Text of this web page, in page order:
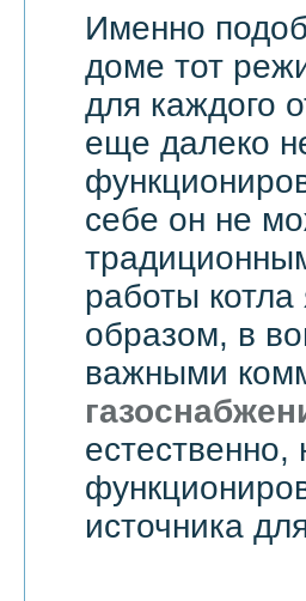
Именно
доме тот
для каждого
еще далеко
себе он не
работы
образом, в
важными
источника